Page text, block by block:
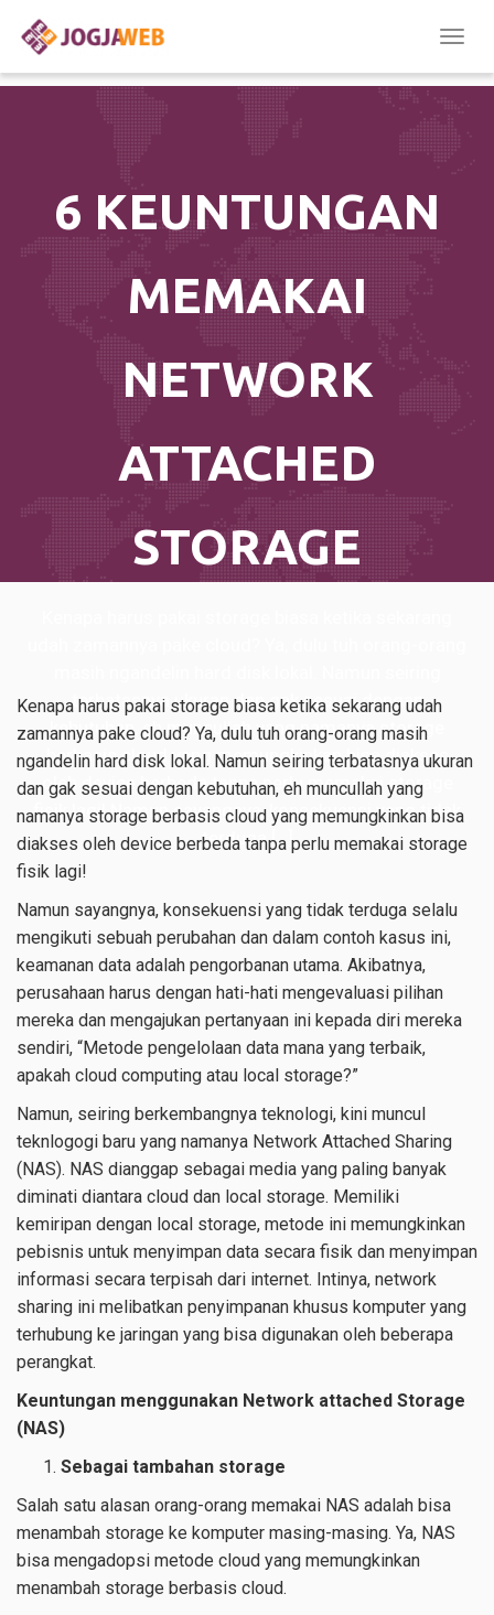
6 KEUNTUNGAN
MEMAKAI
NETWORK
ATTACHED
STORAGE
terbatasnya ukuran dan gak sesuai dengan
kebutuhan, eh muncullah yang namanya storage
berbasis cloud yang memungkinkan bisa diakses
oleh device berbeda tanpa perlu memakai storage
fisik lagi! Namun sayangnya, konsekuensi yang tidak
terduga […]
Kenapa harus pakai storage biasa ketika sekarang udah
zamannya pake cloud? Ya, dulu tuh orang-orang masih
ngandelin hard disk lokal. Namun seiring terbatasnya ukuran
dan gak sesuai dengan kebutuhan, eh muncullah yang
namanya storage berbasis cloud yang memungkinkan bisa
diakses oleh device berbeda tanpa perlu memakai storage
fisik lagi!
Namun sayangnya, konsekuensi yang tidak terduga selalu
mengikuti sebuah perubahan dan dalam contoh kasus ini,
keamanan data adalah pengorbanan utama. Akibatnya,
perusahaan harus dengan hati-hati mengevaluasi pilihan
mereka dan mengajukan pertanyaan ini kepada diri mereka
sendiri, “Metode pengelolaan data mana yang terbaik,
apakah cloud computing atau local storage?”
Namun, seiring berkembangnya teknologi, kini muncul
teknlogogi baru yang namanya Network Attached Sharing
(NAS). NAS dianggap sebagai media yang paling banyak
diminati diantara cloud dan local storage. Memiliki
kemiripan dengan local storage, metode ini memungkinkan
pebisnis untuk menyimpan data secara fisik dan menyimpan
informasi secara terpisah dari internet. Intinya, network
sharing ini melibatkan penyimpanan khusus komputer yang
terhubung ke jaringan yang bisa digunakan oleh beberapa
perangkat.
Keuntungan menggunakan Network attached Storage
(NAS)
Sebagai tambahan storage
Salah satu alasan orang-orang memakai NAS adalah bisa
menambah storage ke komputer masing-masing. Ya, NAS
bisa mengadopsi metode cloud yang memungkinkan
menambah storage berbasis cloud.